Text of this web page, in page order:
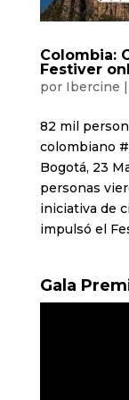
Colombia:
Festiver
por Ibercine |
82 mil
colombiano
Bogotá, 23
personas
iniciativa de
impulsó el
Gala